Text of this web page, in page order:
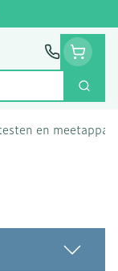
Zoek
en